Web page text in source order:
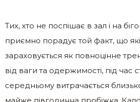
Тих, хто не поспішає в зал і на
приємно порадує той факт, що
зараховується як повноцінне
від ваги та одержимості, під час
середньому витрачається